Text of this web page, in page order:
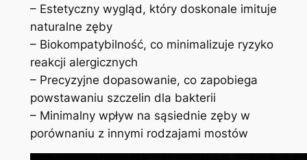
– Estetyczny wygląd, który doskonale imituje
naturalne zęby
– Biokompatybilność, co minimalizuje ryzyko
reakcji alergicznych
– Precyzyjne dopasowanie, co zapobiega
powstawaniu szczelin dla bakterii
– Minimalny wpływ na sąsiednie zęby w
porównaniu z innymi rodzajami mostów